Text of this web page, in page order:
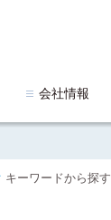
会社情報
キーワードから探す